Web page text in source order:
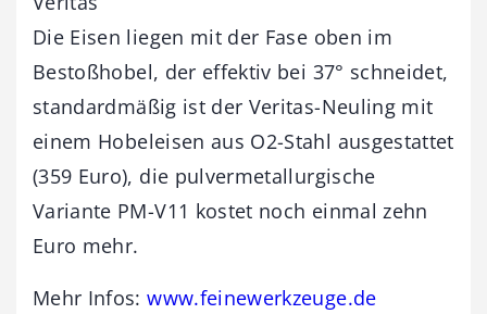
Die Eisen liegen mit der Fase oben im
Bestoßhobel, der effektiv bei 37° schneidet,
standardmäßig ist der Veritas-Neuling mit
einem Hobeleisen aus O2-Stahl ausgestattet
(359 Euro), die pulvermetallurgische
Variante PM-V11 kostet noch einmal zehn
Euro mehr.
Mehr Infos:www.feinewerkzeuge.de